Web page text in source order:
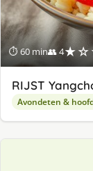
⏱ 60 min👥 4
RIJST
Avondeten &